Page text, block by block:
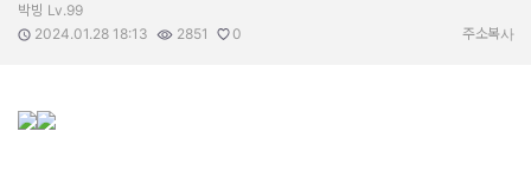
작성자:
박빙 Lv.99
작성일:
2024.01.28 18:13
조회수:
2851
추천수:
0 주소복사